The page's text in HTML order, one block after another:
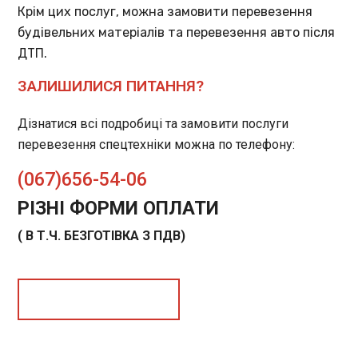
Крім цих послуг, можна замовити перевезення
будівельних матеріалів та перевезення авто після
ДТП.
ЗАЛИШИЛИСЯ ПИТАННЯ?
Дізнатися всі подробиці та замовити послуги
перевезення спецтехніки можна по телефону:
(067)656-54-06
РІЗНІ ФОРМИ ОПЛАТИ
( В Т.Ч. БЕЗГОТІВКА З ПДВ)